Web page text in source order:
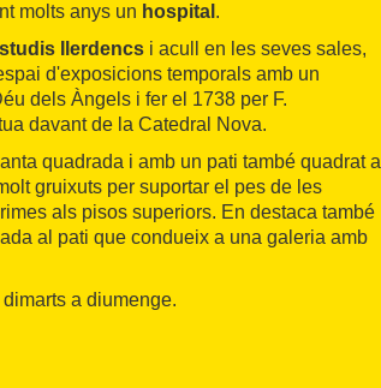
molts anys un hospital .
Ilerdencs i acull en les seves sales,
d'exposicions temporals amb un
dels Àngels i fer el 1738 per F.
davant de la Catedral Nova.
quadrada i amb un pati també quadrat a
gruixuts per suportar el pes de les
als pisos superiors. En destaca també
al pati que condueix a una galeria amb
a diumenge.